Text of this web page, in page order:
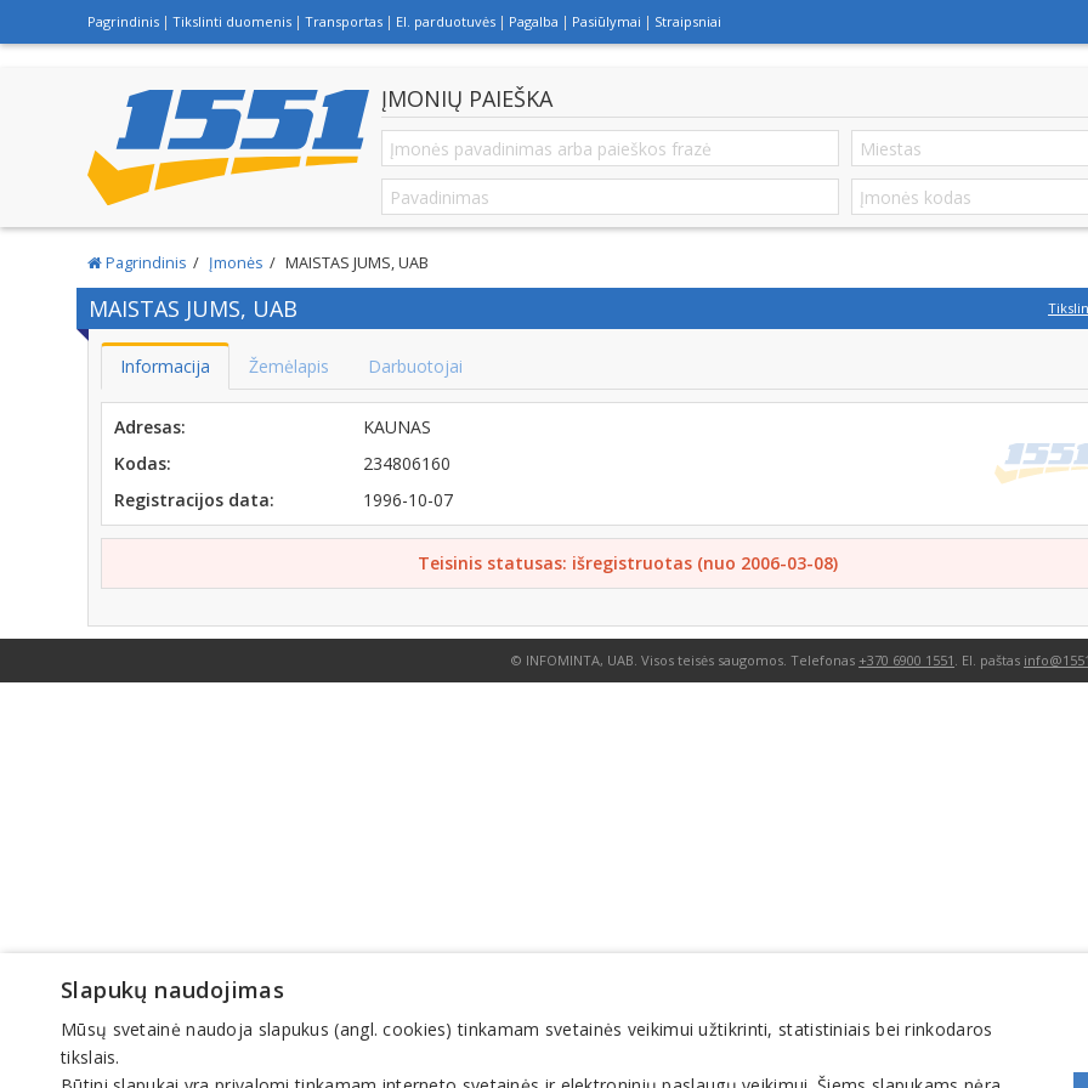
Pagrindinis Tikslinti duomenis Transportas El. parduotuvės Pagalba Pasiūlymai Straipsniai
ĮMONIŲ PAIEŠKA
Pagrindinis Įmonės MAISTAS JUMS, UAB
MAISTAS JUMS, UAB
Informacija Žemėlapis Darbuotojai
Adresas:
KAUNAS
Kodas:
234806160
Registracijos data:
1996-10-07
Teisinis statusas: išregistruotas (nuo 2006-03-08)
© INFOMINTA, UAB. Visos teisės saugomos. Telefonas +370 6900 1551 . El. paštas
Slapukų naudojimas
Mūsų svetainė naudoja slapukus (angl. cookies) tinkamam svetainės veikimui užtikrinti, statistiniais bei rinkodaros
tikslais.